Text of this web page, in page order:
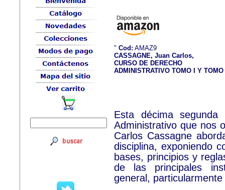
" Cod: AMAZ9
CASSAGNE, Juan Carlos,
CURSO DE DERECHO
ADMINISTRATIVO TOMO I Y
Esta décima
Administrativo que nos
Carlos Cassagne
disciplina, exponiendo
bases, principios y
de las principales
general,